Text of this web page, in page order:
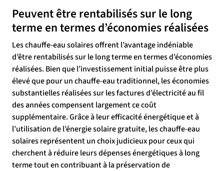
Peuvent être rentabilisés sur le long
terme en termes d’économies réalisées
Les chauffe-eau solaires offrent l’avantage indéniable
d’être rentabilisés sur le long terme en termes d’économies
réalisées. Bien que l’investissement initial puisse être plus
élevé que pour un chauffe-eau traditionnel, les économies
substantielles réalisées sur les factures d’électricité au fil
des années compensent largement ce coût
supplémentaire. Grâce à leur efficacité énergétique et à
l’utilisation de l’énergie solaire gratuite, les chauffe-eau
solaires représentent un choix judicieux pour ceux qui
cherchent à réduire leurs dépenses énergétiques à long
terme tout en contribuant à la préservation de